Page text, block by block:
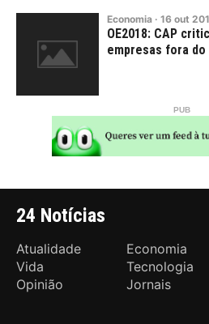
Economia · 16 out
OE2018: CAP
empresas fora
24 Notícias
Atualidade Economia
Vida
Tecnologia
Opinião
Jornais